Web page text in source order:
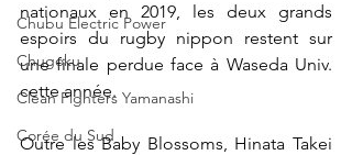
Chubu Electric Power
Chugoku
Clean Fighters Yamanashi
Corée du Sud
nationaux en 2019, les deux grands
espoirs du rugby nippon restent sur
une finale perdue face à Waseda Univ.
cette année.
Outre les Baby Blossoms, Hinata Takei